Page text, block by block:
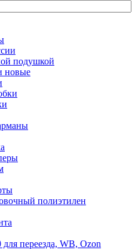
подушкой
новые
полиэтилен
переезда, WB, Ozon